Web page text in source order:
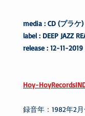
media : CD (プラケ)
label : DEEP JAZZ
release : 12-11-2019
Hoy-
録音年：1982年2